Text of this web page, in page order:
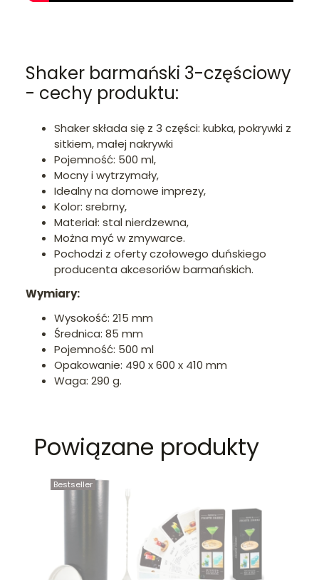
Shaker barmański 3-częściowy
- cechy produktu:
Shaker składa się z 3 części: kubka, pokrywki z
sitkiem, małej nakrywki
Pojemność: 500 ml,
Mocny i wytrzymały,
Idealny na domowe imprezy,
Kolor: srebrny,
Materiał: stal nierdzewna,
Można myć w zmywarce.
Pochodzi z oferty czołowego duńskiego
producenta akcesoriów barmańskich.
Wymiary:
Wysokość: 215 mm
Średnica: 85 mm
Pojemność: 500 ml
Opakowanie: 490 x 600 x 410 mm
Waga: 290 g.
Powiązane produkty
Bestseller